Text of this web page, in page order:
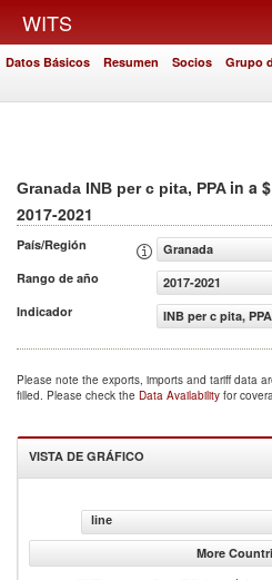
WITS
Datos Básicos Resumen Socios Grupo
Granada INB per c pita, PPA in a
2017-2021
País/Región
Granada
Rango de año
2017-2021
Indicador
INB per c pita,
Please note the exports, imports and tariff data
filled. Please check the Data Availability for
VISTA DE GRÁFICO
line
More